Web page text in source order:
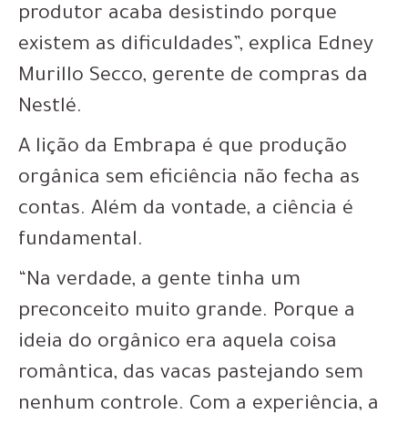
produtor acaba desistindo porque
existem as dificuldades”, explica Edney
Murillo Secco, gerente de compras da
Nestlé.
A lição da Embrapa é que produção
orgânica sem eficiência não fecha as
contas. Além da vontade, a ciência é
fundamental.
“Na verdade, a gente tinha um
preconceito muito grande. Porque a
ideia do orgânico era aquela coisa
romântica, das vacas pastejando sem
nenhum controle. Com a experiência, a